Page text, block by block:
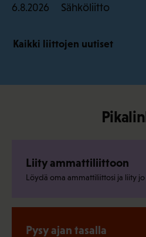
6.8.2026 Sähköliitto
Kaikki liittojen uutiset
Liity ammattiliittoon
Löydä oma ammattiliittosi ja liity jo
Pysy ajan tasalla